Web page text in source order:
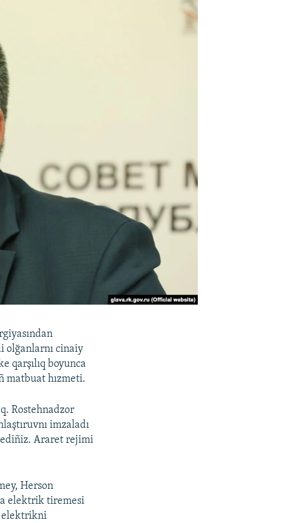
olğanlarnı cinaiy
qarşılıq boyunca
matbuat hızmeti.
Rostehnadzor
imzaladı
ediñiz. Araret rejimi
Herson
elektrik tiremesi
elektrikni